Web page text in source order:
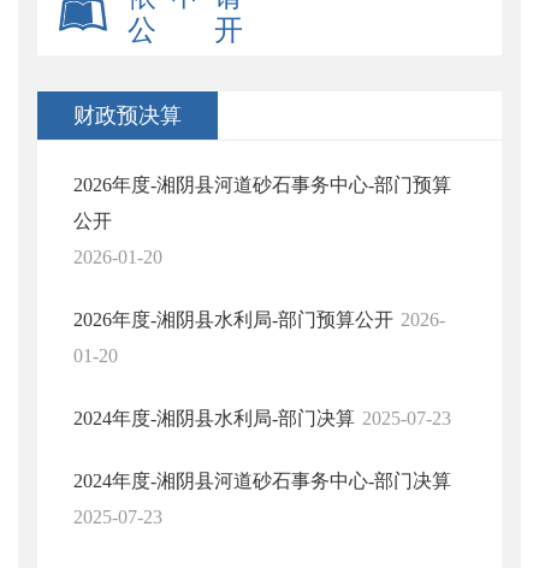
公 开
财政预决算
2026年度-湘阴县河道砂石事务中心-部门预算
公开
2026-01-20
2026年度-湘阴县水利局-部门预算公开 2026-
01-20
2024年度-湘阴县水利局-部门决算 2025-07-23
2024年度-湘阴县河道砂石事务中心-部门决算
2025-07-23